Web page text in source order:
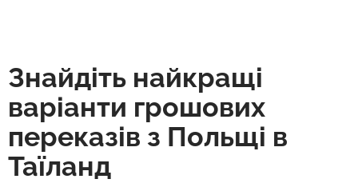
Знайдіть найкращі
варіанти грошових
переказів з Польщі в
Таїланд